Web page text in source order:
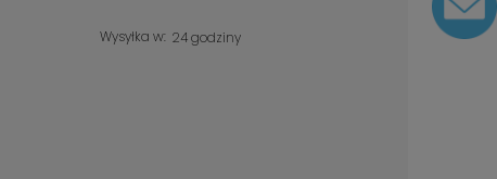
Wysyłka w: 24 godziny